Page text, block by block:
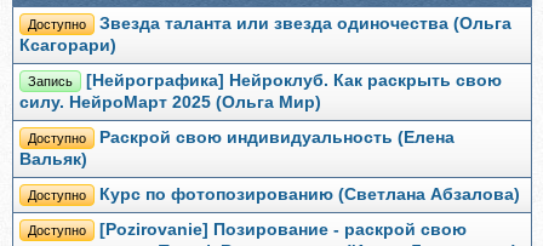
Доступно
Звезда таланта или звезда одиночества (Ольга
Ксагорари)
Запись
[Нейрографика] Нейроклуб. Как раскрыть свою
силу. НейроМарт 2025 (Ольга Мир)
Доступно
Раскрой свою индивидуальность (Елена
Вальяк)
Доступно Курс по фотопозированию (Светлана Абзалова)
Доступно
[Pozirovanie] Позирование - раскрой свою